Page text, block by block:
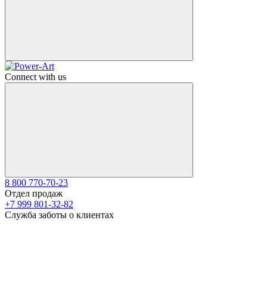
Connect with us
8 800 770-70-23
Отдел продаж
+7 999 801-32-82
Служба заботы о клиентах